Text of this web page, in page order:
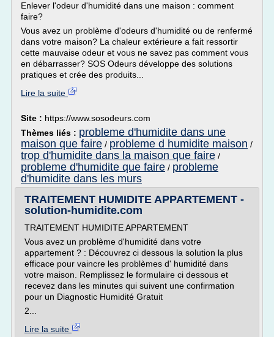
Enlever l'odeur d'humidité dans une maison : comment
faire?
Vous avez un problème d'odeurs d'humidité ou de renfermé
dans votre maison? La chaleur extérieure a fait ressortir
cette mauvaise odeur et vous ne savez pas comment vous
en débarrasser? SOS Odeurs développe des solutions
pratiques et crée des produits...
Lire la suite
Site : https://www.sosodeurs.com
Thèmes liés : probleme d'humidite dans une
maison que faire / probleme d humidite maison /
trop d'humidite dans la maison que faire /
probleme d'humidite que faire / probleme
d'humidite dans les murs
TRAITEMENT HUMIDITE APPARTEMENT -
solution-humidite.com
TRAITEMENT HUMIDITE APPARTEMENT
Vous avez un problème d'humidité dans votre
appartement ? : Découvrez ci dessous la solution la plus
efficace pour vaincre les problèmes d' humidité dans
votre maison. Remplissez le formulaire ci dessous et
recevez dans les minutes qui suivent une confirmation
pour un Diagnostic Humidité Gratuit
2...
Lire la suite